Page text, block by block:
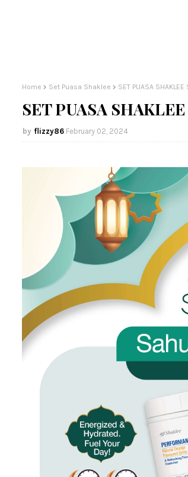
Home Set Puasa Shaklee SET PUASA
SET PUASA
flizzy86 February 02, 2024